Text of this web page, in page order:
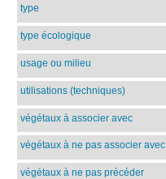
type
type écologique
usage ou milieu
utilisations (techniques)
végétaux à associer avec
végétaux à ne pas associer avec
végétaux à ne pas précéder